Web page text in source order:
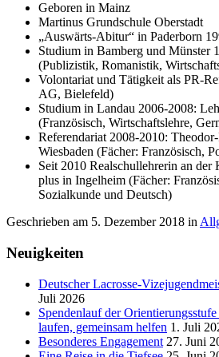
Geboren in Mainz
Martinus Grundschule Oberstadt
„Auswärts-Abitur“ in Paderborn
Studium in Bamberg und Münster
(Publizistik, Romanistik,
Volontariat und Tätigkeit als PR-
AG, Bielefeld)
Studium in Landau 2006-2008:
(Französisch, Wirtschaftslehre,
Referendariat 2008-2010:
Wiesbaden (Fächer: Französisch,
Seit 2010 Realschullehrerin an der
plus in Ingelheim (Fächer:
Sozialkunde und Deutsch)
Geschrieben am 5. Dezember 2018 in
Neuigkeiten
Deutscher Lacrosse-
Juli 2026
Spendenlauf der
laufen, gemeinsam helfen 1. Juli
Besonderes Engagement 27. Juni